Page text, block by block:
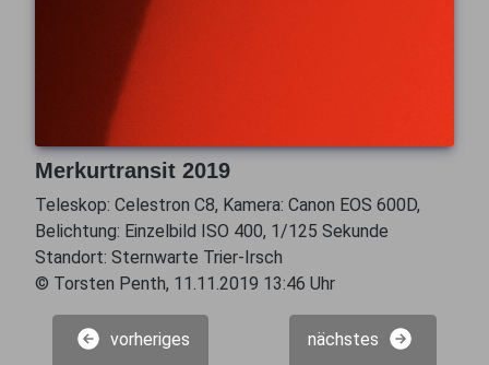
Merkurtransit 2019
Teleskop: Celestron C8, Kamera: Canon EOS 600D,
Belichtung: Einzelbild ISO 400, 1/125 Sekunde
Standort: Sternwarte Trier-Irsch
© Torsten Penth, 11.11.2019 13:46 Uhr
vorheriges nächstes